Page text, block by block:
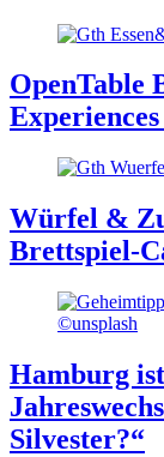
OpenTable
Würfel &
Brettspiel-
Hamburg
Silvester?“